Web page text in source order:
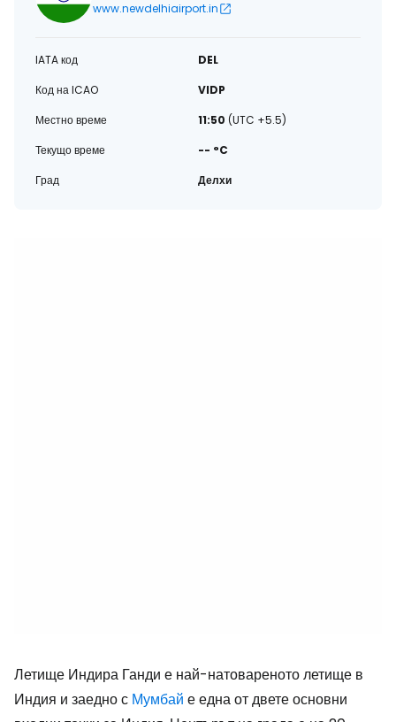
www.newdelhiairport.in
IATA код
DEL
Код на ICAO
VIDP
Местно време
11:50 (UTC +5.5)
Текущо време
-- °C
Град
Делхи
Летище Индира Ганди е най-натовареното летище в
Индия и заедно с Мумбай е една от двете основни